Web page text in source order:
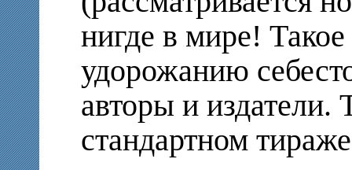
нигде в мире!
удорожанию
авторы и издатели.
стандартном